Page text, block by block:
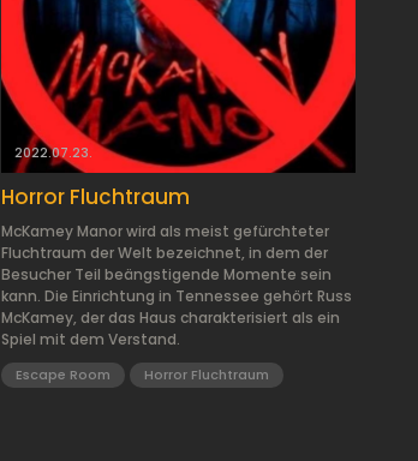
2022.07.23.
Horror Fluchtraum
McKamey Manor wird als meist gefürchteter
Fluchtraum der Welt bezeichnet, in dem der
Besucher Teil beängstigende Momente sein
kann. Die Einrichtung in Tennessee gehört Russ
McKamey, der das Haus charakterisiert als ein
Spiel mit dem Verstand.
Escape Room Horror Fluchtraum